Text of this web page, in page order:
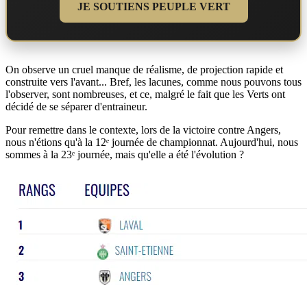
JE SOUTIENS PEUPLE VERT
On observe un cruel manque de réalisme, de projection rapide et
construite vers l'avant... Bref, les lacunes, comme nous pouvons tous
l'observer, sont nombreuses, et ce, malgré le fait que les Verts ont
décidé de se séparer d'entraineur.
Pour remettre dans le contexte, lors de la victoire contre Angers,
nous n'étions qu'à la 12ᵉ journée de championnat. Aujourd'hui, nous
sommes à la 23ᵉ journée, mais qu'elle a été l'évolution ?